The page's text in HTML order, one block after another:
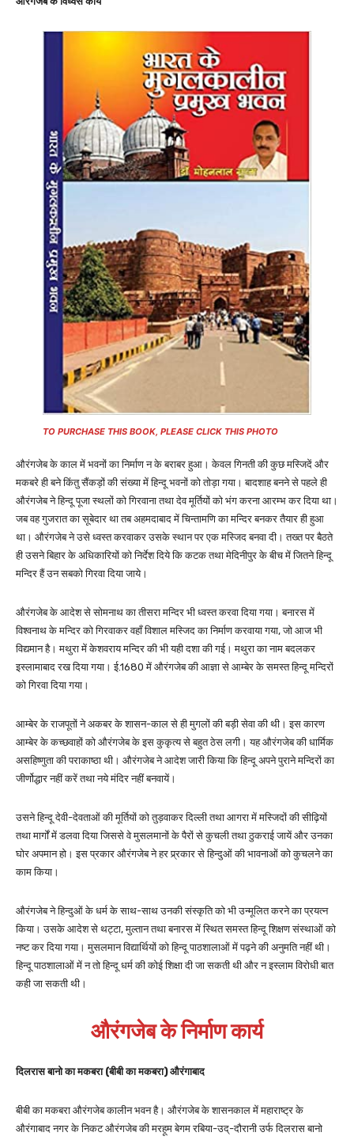
TO PURCHASE THIS BOOK, PLEASE CLICK THIS PHOTO
औरंगजेब के काल में भवनों का निर्माण न के बराबर हुआ। केवल गिनती की कुछ मस्जिदें और
मकबरे ही बने किंतु सैंकड़ों की संख्या में हिन्दू भवनों को तोड़ा गया। बादशाह बनने से पहले ही
औरंगजेब ने हिन्दू पूजा स्थलों को गिरवाना तथा देव मूर्तियों को भंग करना आरम्भ कर दिया था।
जब वह गुजरात का सूबेदार था तब अहमदाबाद में चिन्तामणि का मन्दिर बनकर तैयार ही हुआ
था। औरंगजेब ने उसे ध्वस्त करवाकर उसके स्थान पर एक मस्जिद बनवा दी। तख्त पर बैठते
ही उसने बिहार के अधिकारियों को निर्देश दिये कि कटक तथा मेदिनीपुर के बीच में जितने हिन्दू
मन्दिर हैं उन सबको गिरवा दिया जाये।
औरंगजेब के आदेश से सोमनाथ का तीसरा मन्दिर भी ध्वस्त करवा दिया गया। बनारस में
विश्वनाथ के मन्दिर को गिरवाकर वहाँ विशाल मस्जिद का निर्माण करवाया गया, जो आज भी
विद्यमान है। मथुरा में केशवराय मन्दिर की भी यही दशा की गई। मथुरा का नाम बदलकर
इस्लामाबाद रख दिया गया। ई.1680 में औरंगजेब की आज्ञा से आम्बेर के समस्त हिन्दू मन्दिरों
को गिरवा दिया गया।
आम्बेर के राजपूतों ने अकबर के शासन-काल से ही मुगलों की बड़ी सेवा की थी। इस कारण
आम्बेर के कच्छवाहों को औरंगजेब के इस कुकृत्य से बहुत ठेस लगी। यह औरंगजेब की धार्मिक
असहिष्णुता की पराकाष्ठा थी। औरंगजेब ने आदेश जारी किया कि हिन्दू अपने पुराने मन्दिरों का
जीर्णोद्धार नहीं करें तथा नये मंदिर नहीं बनवायें।
उसने हिन्दू देवी-देवताओं की मूर्तियों को तुड़वाकर दिल्ली तथा आगरा में मस्जिदों की सीढ़ियों
तथा मार्गों में डलवा दिया जिससे वे मुसलमानों के पैरों से कुचली तथा ठुकराई जायें और उनका
घोर अपमान हो। इस प्रकार औरंगजेब ने हर प्र्रकार से हिन्दुओं की भावनाओं को कुचलने का
काम किया।
औरंगजेब ने हिन्दुओं के धर्म के साथ-साथ उनकी संस्कृति को भी उन्मूलित करने का प्रयत्न
किया। उसके आदेश से थट्टा, मुल्तान तथा बनारस में स्थित समस्त हिन्दू शिक्षण संस्थाओं को
नष्ट कर दिया गया। मुसलमान विद्यार्थियों को हिन्दू पाठशालाओं में पढ़ने की अनुमति नहीं थी।
हिन्दू पाठशालाओं में न तो हिन्दू धर्म की कोई शिक्षा दी जा सकती थी और न इस्लाम विरोधी बात
कही जा सकती थी।
औरंगजेब के निर्माण कार्य
दिलरास बानो का मकबरा (बीबी का मकबरा) औरंगाबाद
बीबी का मकबरा औरंगजेब कालीन भवन है। औरंगजेब के शासनकाल में महाराष्ट्र के
औरंगाबाद नगर के निकट औरंगजेब की मरहूम बेगम रबिया-उद्-दौरानी उर्फ दिलरास बानो